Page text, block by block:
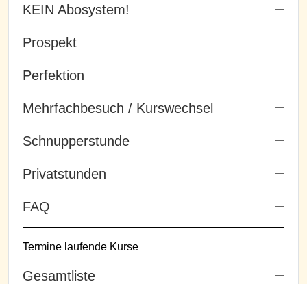
KEIN Abosystem!
Prospekt
Perfektion
Mehrfachbesuch / Kurswechsel
Schnupperstunde
Privatstunden
FAQ
Termine laufende Kurse
Gesamtliste